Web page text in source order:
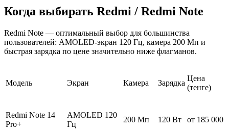
Когда выбирать Redmi / Redmi Note
Redmi Note — оптимальный выбор для большинства
пользователей: AMOLED-экран 120 Гц, камера 200 Мп и
быстрая зарядка по цене значительно ниже флагманов.
Модель Экран Камера Зарядка
Цена
(тенге)
Redmi Note 14
Pro+
AMOLED 120
Гц
200 Мп 120 Вт от 185 000